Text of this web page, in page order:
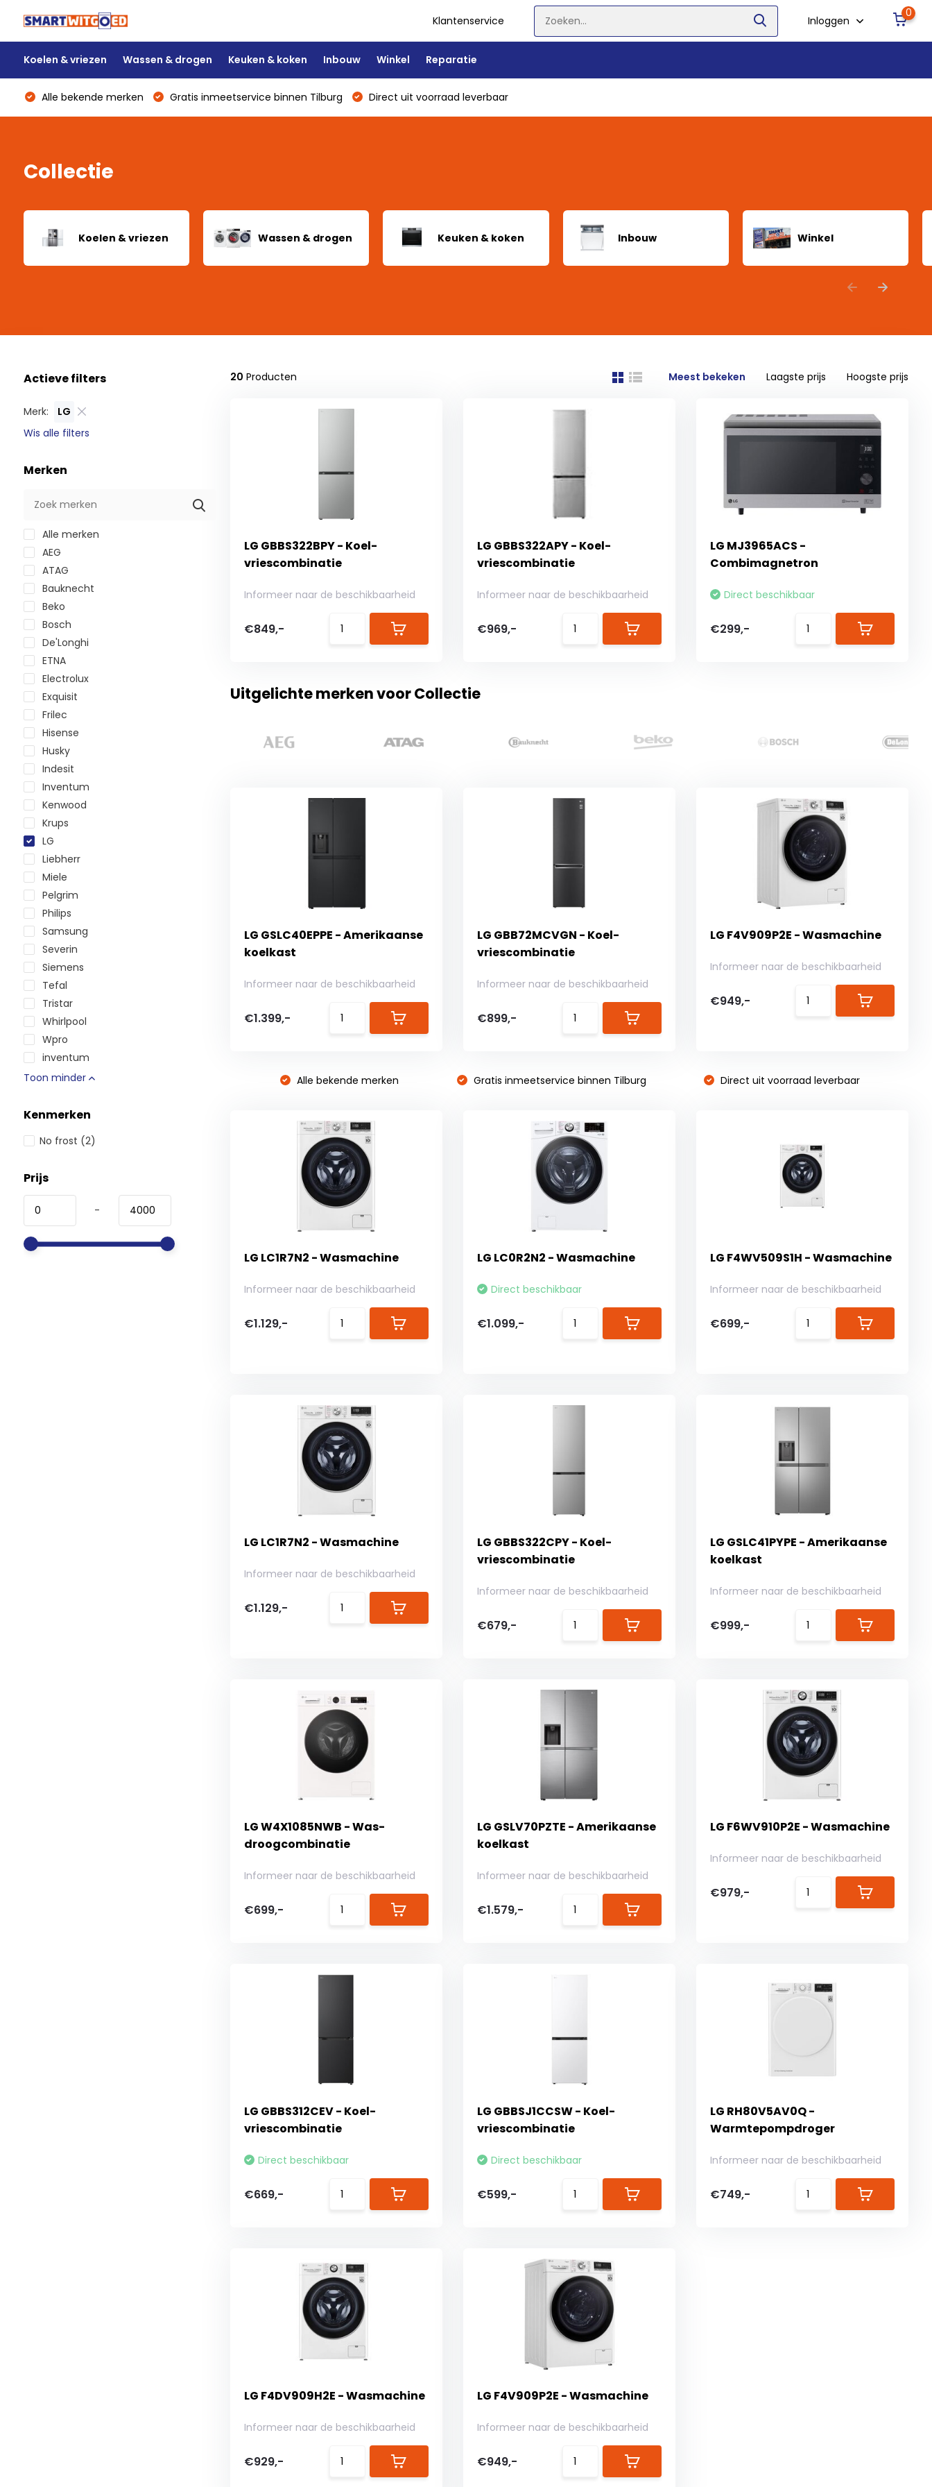
Klantenservice Inloggen
0
Koelen & vriezen Wassen & drogen Keuken & koken Inbouw Winkel Reparatie
Alle bekende merken Gratis inmeetservice binnen Tilburg Direct uit voorraad leverbaar
Collectie
Koelen & vriezen Wassen & drogen Keuken & koken Inbouw Winkel
Actieve filters
Merk:
LG
Wis alle filters
Merken
Alle merken
AEG
ATAG
Bauknecht
Beko
Bosch
De'Longhi
ETNA
Electrolux
Exquisit
Frilec
Hisense
Husky
Indesit
Inventum
Kenwood
Krups
LG
Liebherr
Miele
Pelgrim
Philips
Samsung
Severin
Siemens
Tefal
Tristar
Whirlpool
Wpro
inventum
Toon minder
Kenmerken
No frost (2)
Prijs
-
20 Producten Meest bekeken Laagste prijs Hoogste prijs
LG GBBS322BPY - Koel-
vriescombinatie
Informeer naar de beschikbaarheid
€849,-
LG GBBS322APY - Koel-
vriescombinatie
Informeer naar de beschikbaarheid
€969,-
LG MJ3965ACS -
Combimagnetron
Direct beschikbaar
€299,-
Uitgelichte merken voor Collectie
LG GSLC40EPPE - Amerikaanse
koelkast
Informeer naar de beschikbaarheid
€1.399,-
LG GBB72MCVGN - Koel-
vriescombinatie
Informeer naar de beschikbaarheid
€899,-
LG F4V909P2E - Wasmachine
Informeer naar de beschikbaarheid
€949,-
Alle bekende merken Gratis inmeetservice binnen Tilburg Direct uit voorraad leverbaar
LG LC1R7N2 - Wasmachine
Informeer naar de beschikbaarheid
€1.129,-
LG LC0R2N2 - Wasmachine
Direct beschikbaar
€1.099,-
LG F4WV509S1H - Wasmachine
Informeer naar de beschikbaarheid
€699,-
LG LC1R7N2 - Wasmachine
Informeer naar de beschikbaarheid
€1.129,-
LG GBBS322CPY - Koel-
vriescombinatie
Informeer naar de beschikbaarheid
€679,-
LG GSLC41PYPE - Amerikaanse
koelkast
Informeer naar de beschikbaarheid
€999,-
LG W4X1085NWB - Was-
droogcombinatie
Informeer naar de beschikbaarheid
€699,-
LG GSLV70PZTE - Amerikaanse
koelkast
Informeer naar de beschikbaarheid
€1.579,-
LG F6WV910P2E - Wasmachine
Informeer naar de beschikbaarheid
€979,-
LG GBBS312CEV - Koel-
vriescombinatie
Direct beschikbaar
€669,-
LG GBBSJ1CCSW - Koel-
vriescombinatie
Direct beschikbaar
€599,-
LG RH80V5AV0Q -
Warmtepompdroger
Informeer naar de beschikbaarheid
€749,-
LG F4DV909H2E - Wasmachine
Informeer naar de beschikbaarheid
€929,-
LG F4V909P2E - Wasmachine
Informeer naar de beschikbaarheid
€949,-